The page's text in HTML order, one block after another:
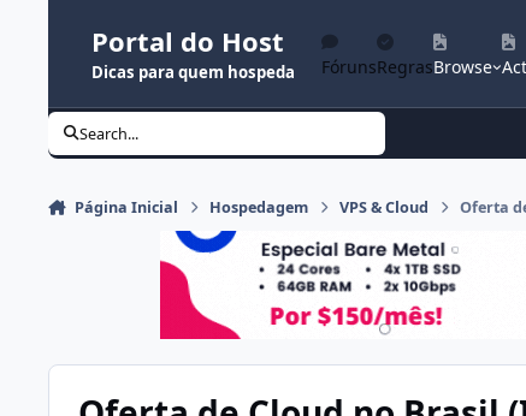
Portal do Host
Dicas para quem hospeda FórunsRegrasBrowse
Search...
Página Inicial Hospedagem VPS & Cloud Oferta